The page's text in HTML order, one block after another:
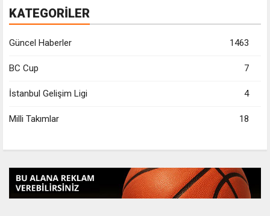
KATEGORİLER
Güncel Haberler 1463
BC Cup 7
İstanbul Gelişim Ligi 4
Milli Takımlar 18